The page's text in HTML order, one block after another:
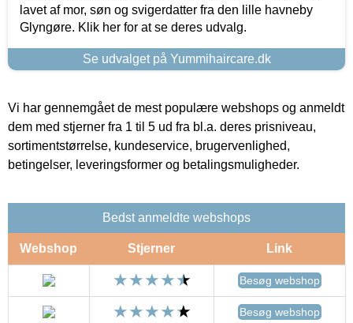
lavet af mor, søn og svigerdatter fra den lille havneby
Glyngøre. Klik her for at se deres udvalg.
Se udvalget på Yummihaircare.dk
Vi har gennemgået de mest populære webshops og anmeldt
dem med stjerner fra 1 til 5 ud fra bl.a. deres prisniveau,
sortimentstørrelse, kundeservice, brugervenlighed,
betingelser, leveringsformer og betalingsmuligheder.
Bedst anmeldte webshops
Webshop Stjerner Link
Besøg webshop
Besøg webshop